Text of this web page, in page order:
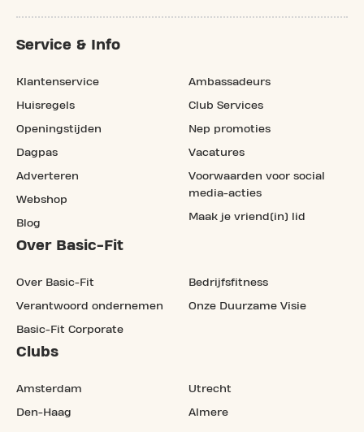
Service & Info
Klantenservice
Huisregels
Openingstijden
Dagpas
Adverteren
Webshop
Blog
Ambassadeurs
Club Services
Nep promoties
Vacatures
Voorwaarden voor social
media-acties
Maak je vriend(in) lid
Over Basic-Fit
Over Basic-Fit
Verantwoord ondernemen
Basic-Fit Corporate
Bedrijfsfitness
Onze Duurzame Visie
Clubs
Amsterdam
Den-Haag
Utrecht
Almere